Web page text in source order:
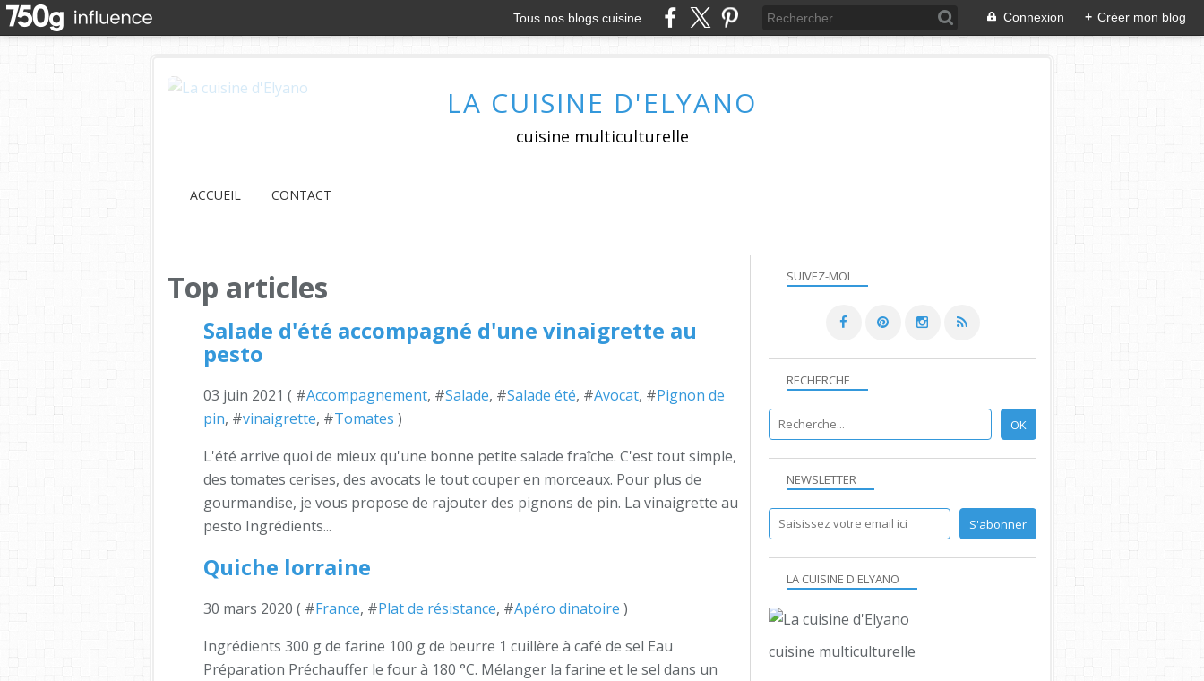
Tous nos blogs cuisine Connexion + Créer mon blog
LA CUISINE D'ELYANO
cuisine multiculturelle
ACCUEIL CONTACT
Top articles
Salade d'été accompagné d'une vinaigrette au
pesto
03 juin 2021 ( #Accompagnement, #Salade, #Salade été, #Avocat, #Pignon de
pin, #vinaigrette, #Tomates )
L'été arrive quoi de mieux qu'une bonne petite salade fraîche. C'est tout simple,
des tomates cerises, des avocats le tout couper en morceaux. Pour plus de
gourmandise, je vous propose de rajouter des pignons de pin. La vinaigrette au
pesto Ingrédients...
Quiche lorraine
30 mars 2020 ( #France, #Plat de résistance, #Apéro dinatoire )
Ingrédients 300 g de farine 100 g de beurre 1 cuillère à café de sel Eau
Préparation Préchauffer le four à 180 °C. Mélanger la farine et le sel dans un
NEWSLETTER
SUIVEZ-MOI
RECHERCHE
LA CUISINE D'ELYANO
cuisine multiculturelle